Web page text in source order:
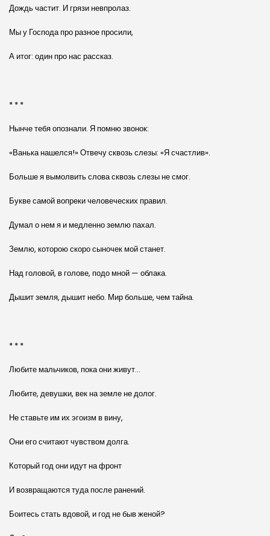
Дождь частит. И грязи невпролаз.
Мы у Господа про разное просили,
А итог: один про нас рассказ.
* * *
Нынче тебя опознали. Я помню звонок:
«Ванька нашелся!» Отвечу сквозь слезы: «Я счастлив».
Больше я вымолвить слова сквозь слезы не смог.
Букве самой вопреки человеческих правил.
Думал о нем я и медленно землю пахал.
Землю, которою скоро сыночек мой станет.
Над головой, в голове, подо мной — облака.
Дышит земля, дышит небо. Мир больше, чем тайна.
* * *
Любите мальчиков, пока они живут…
Любите, девушки, век на земле не долог.
Не ставьте им их эгоизм в вину,
Они его считают чувством долга.
Который год они идут на фронт
И возвращаются туда после ранений.
Боитесь стать вдовой, и год не быв женой?